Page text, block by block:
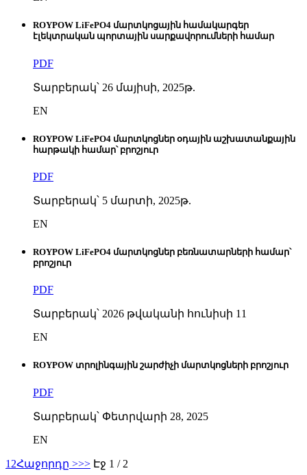
ROYPOW LiFePO4 մարտկոցային համակարգեր
էլեկտրական պորտային սարքավորումների համար
PDF
Տարբերակ՝ 26 մայիսի, 2025թ.
EN
ROYPOW LiFePO4 մարտկոցներ օդային աշխատանքային
հարթակի համար՝ բրոշյուր
PDF
Տարբերակ՝ 5 մարտի, 2025թ.
EN
ROYPOW LiFePO4 մարտկոցներ բեռնատարների համար՝
բրոշյուր
PDF
Տարբերակ՝ 2026 թվականի հունիսի 11
EN
ROYPOW տրոլինգային շարժիչի մարտկոցների բրոշյուր
PDF
Տարբերակ՝ Փետրվարի 28, 2025
EN
1 2Հաջորդը >>> Էջ 1 / 2